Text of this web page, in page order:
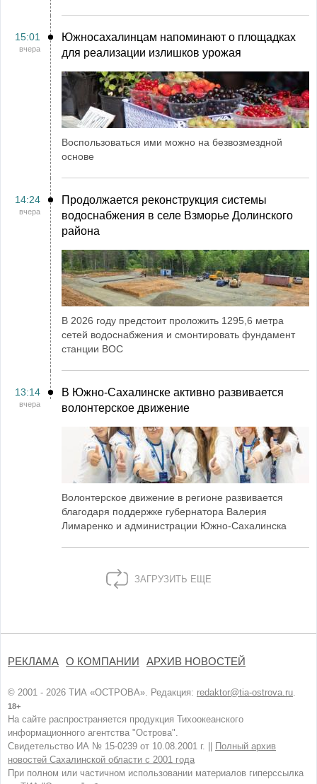
15:01
вчера
Южносахалинцам напоминают о площадках
для реализации излишков урожая
Воспользоваться ими можно на безвозмездной
основе
14:24
вчера
Продолжается реконструкция системы
водоснабжения в селе Взморье Долинского
района
В 2026 году предстоит проложить 1295,6 метра
сетей водоснабжения и смонтировать фундамент
станции ВОС
13:14
вчера
В Южно-Сахалинске активно развивается
волонтерское движение
Волонтерское движение в регионе развивается
благодаря поддержке губернатора Валерия
Лимаренко и администрации Южно-Сахалинска
ЗАГРУЗИТЬ ЕЩЕ
РЕКЛАМА О КОМПАНИИ АРХИВ НОВОСТЕЙ
© 2001 - 2026 ТИА «ОСТРОВА». Редакция: redaktor@tia-ostrova.ru
18+
На сайте распространяется продукция Тихоокеанского
информационного агентства "Острова".
Свидетельство ИА № 15-0239 от 10.08.2001 г. || Полный архив
новостей Сахалинской области с 2001 года
При полном или частичном использовании материалов гиперссылка